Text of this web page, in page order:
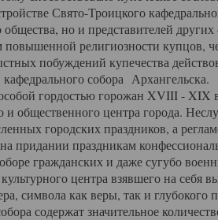
Свято-Троицкого
общества, но и представителей
повышенной религиозности купцов,
побуждений купечества
кафедрального собора Архангельска.
гордостью горожан XVIII - XIX
и общественного центра города.
городских праздников, а
придании праздникам
гражданских и даже сугубо
центра взявшего на себя
символа как веры, так и глубокого
содержат значительное